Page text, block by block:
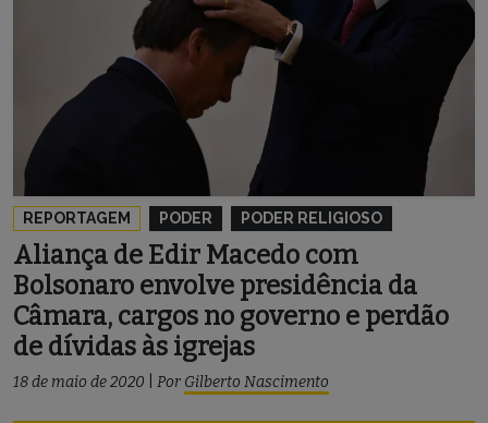
REPORTAGEM PODER PODER RELIGIOSO
Aliança de Edir Macedo com
Bolsonaro envolve presidência da
Câmara, cargos no governo e perdão
de dívidas às igrejas
18 de maio de 2020 Por Gilberto Nascimento